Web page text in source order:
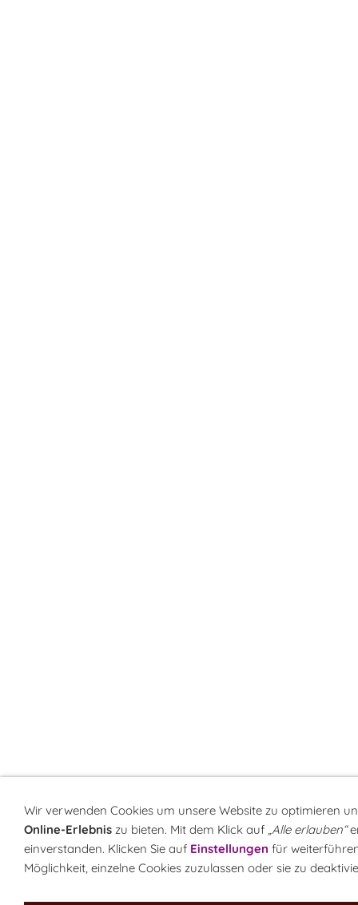
Wir verwenden Cookies um unsere Website zu optimieren
Online-Erlebnis zu bieten. Mit dem Klick auf „Alle erlauben“
einverstanden. Klicken Sie auf Einstellungen für
Möglichkeit, einzelne Cookies zuzulassen oder sie zu